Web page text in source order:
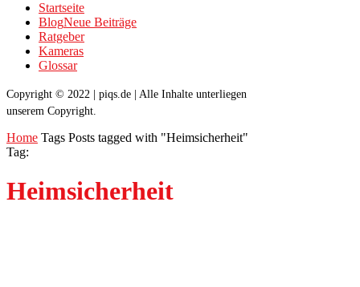
Startseite
BlogNeue Beiträge
Ratgeber
Kameras
Glossar
Copyright © 2022 | piqs.de | Alle Inhalte unterliegen
unserem Copyright.
Home Tags Posts tagged with "Heimsicherheit"
Tag:
Heimsicherheit